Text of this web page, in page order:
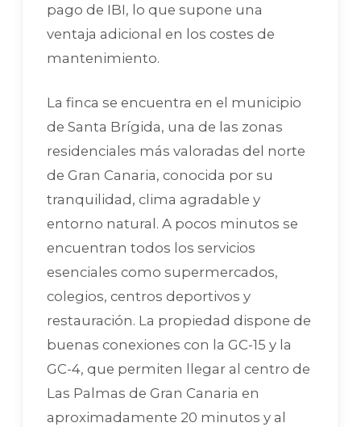
pago de IBI, lo que supone una
ventaja adicional en los costes de
mantenimiento.
La finca se encuentra en el municipio
de Santa Brígida, una de las zonas
residenciales más valoradas del norte
de Gran Canaria, conocida por su
tranquilidad, clima agradable y
entorno natural. A pocos minutos se
encuentran todos los servicios
esenciales como supermercados,
colegios, centros deportivos y
restauración. La propiedad dispone de
buenas conexiones con la GC-15 y la
GC-4, que permiten llegar al centro de
Las Palmas de Gran Canaria en
aproximadamente 20 minutos y al